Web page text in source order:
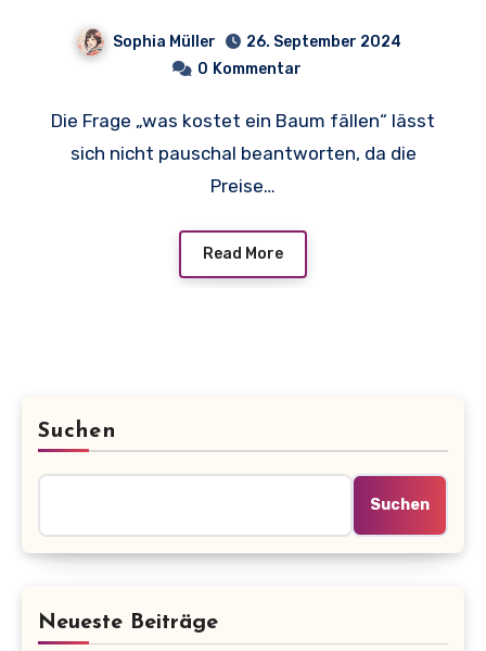
Faktoren und Preise auf
einen Blick!
Sophia Müller
26. September 2024
0 Kommentar
Die Frage „was kostet ein Baum fällen“ lässt
sich nicht pauschal beantworten, da die
Preise…
Read More
Suchen
Suchen
Neueste Beiträge